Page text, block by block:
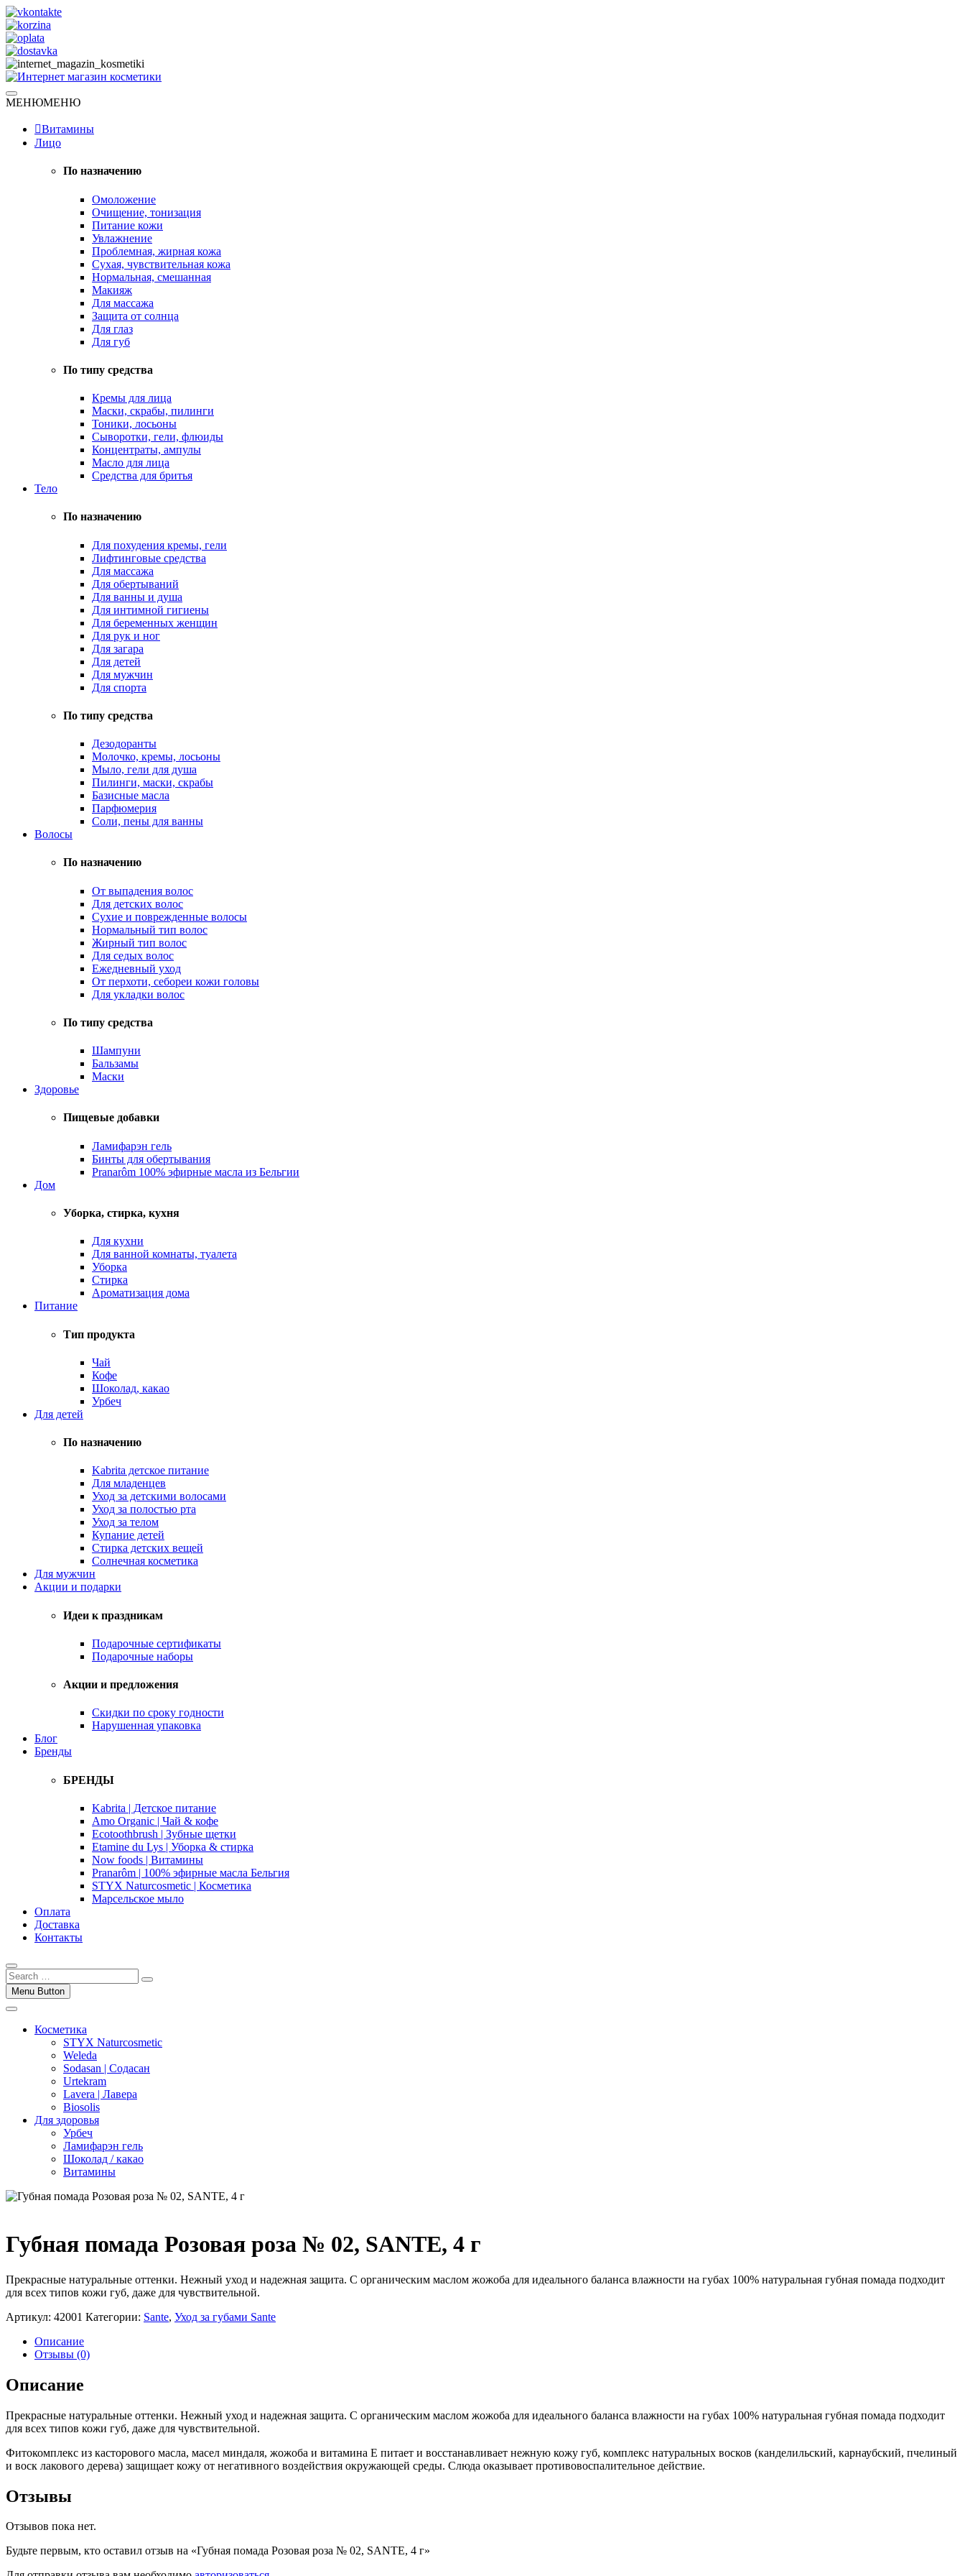
Skip
to
content
Интернет магазин косметики
Натуральная косметика
МЕНЮМЕНЮ
Витамины
Лицо
По назначению
Омоложение
Очищение, тонизация
Питание кожи
Увлажнение
Проблемная, жирная кожа
Сухая, чувствительная кожа
Нормальная, смешанная
Макияж
Для массажа
Защита от солнца
Для глаз
Для губ
По типу средства
Кремы для лица
Маски, скрабы, пилинги
Тоники, лосьоны
Сыворотки, гели, флюиды
Концентраты, ампулы
Масло для лица
Средства для бритья
Тело
По назначению
Для похудения кремы, гели
Лифтинговые средства
Для массажа
Для обертываний
Для ванны и душа
Для интимной гигиены
Для беременных женщин
Для рук и ног
Для загара
Для детей
Для мужчин
Для спорта
По типу средства
Дезодоранты
Молочко, кремы, лосьоны
Мыло, гели для душа
Пилинги, маски, скрабы
Базисные масла
Парфюмерия
Соли, пены для ванны
Волосы
По назначению
От выпадения волос
Для детских волос
Сухие и поврежденные волосы
Нормальный тип волос
Жирный тип волос
Для седых волос
Ежедневный уход
От перхоти, себореи кожи головы
Для укладки волос
По типу средства
Шампуни
Бальзамы
Маски
Здоровье
Пищевые добавки
Ламифарэн гель
Бинты для обертывания
Pranarôm 100% эфирные масла из Бельгии
Дом
Уборка, стирка, кухня
Для кухни
Для ванной комнаты, туалета
Уборка
Стирка
Ароматизация дома
Питание
Тип продукта
Чай
Кофе
Шоколад, какао
Урбеч
Для детей
По назначению
Kabrita детское питание
Для младенцев
Уход за детскими волосами
Уход за полостью рта
Уход за телом
Купание детей
Стирка детских вещей
Солнечная косметика
Для мужчин
Акции и подарки
Идеи к праздникам
Подарочные сертификаты
Подарочные наборы
Акции и предложения
Скидки по сроку годности
Нарушенная упаковка
Блог
Бренды
БРЕНДЫ
Kabrita | Детское питание
Amo Organic | Чай & кофе
Ecotoothbrush | Зубные щетки
Etamine du Lys | Уборка & стирка
Now foods | Витамины
Pranarôm | 100% эфирные масла Бельгия
STYX Naturcosmetic | Косметика
Марсельское мыло
Оплата
Доставка
Контакты
Menu Button
Косметика
STYX Naturcosmetic
Weleda
Sodasan | Содасан
Urtekram
Lavera | Лавера
Biosolis
Для здоровья
Урбеч
Ламифарэн гель
Шоколад / какао
Витамины
Губная помада Розовая роза № 02, SANTE, 4 г
Прекрасные натуральные оттенки. Нежный уход и надежная защита. С органическим маслом жожоба для идеального баланса влажности на губах 100% натуральная губная помада подходит
для всех типов кожи губ, даже для чувствительной.
Артикул: 42001 Категории: Sante, Уход за губами Sante
Описание
Отзывы (0)
Описание
Прекрасные натуральные оттенки. Нежный уход и надежная защита. С органическим маслом жожоба для идеального баланса влажности на губах 100% натуральная губная помада подходит
для всех типов кожи губ, даже для чувствительной.
Фитокомплекс из касторового масла, масел миндаля, жожоба и витамина Е питает и восстанавливает нежную кожу губ, комплекс натуральных восков (канделильский, карнаубский, пчелиный
и воск лакового дерева) защищает кожу от негативного воздействия окружающей среды. Слюда оказывает противовоспалительное действие.
Отзывы
Отзывов пока нет.
Будьте первым, кто оставил отзыв на «Губная помада Розовая роза № 02, SANTE, 4 г»